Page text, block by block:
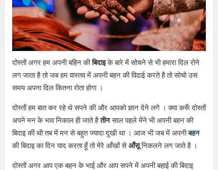
दोस्तों अगर हम अपनी बहिन कीबिदाइके बारे में सोचने से भी हमारा दिल रोने
लग जाता है तो जब हम वास्तव में अपनी बहन की विदाई करते है तो सोचो उस
समय अपना दिल कितना रोता होगा ।
दोस्तों हम बात कर रहे थे सपने की और आपको ज्ञान देने लगे । क्या करूँ दोस्तों
अपने मन के भाव निकाल ही जाते हैतीनसाल पहले मेंने भी अपनी बहन की
बिदाइ की थी तब में मन से बहुत ज्यादा दुखी था । आज भी जब में अपनीबहन
की बिदाइ का दिन याद करता हूँ तो मेरे आँखों सेआँसूनिकलने लग जाते है ।
दोस्तों अगर आप एक बहन के भाई और आप सपने में अपनी बहाई की बिदाइ